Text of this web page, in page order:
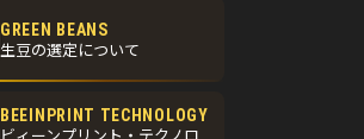
GREEN BEANS
生豆の選定について
BEEINPRINT TECHNOLOGY
ビィーンプリント・テクノロ